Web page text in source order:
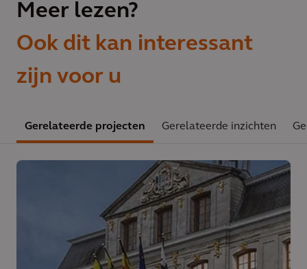
Meer lezen?
Ook dit kan interessant
zijn voor u
Gerelateerde projecten Gerelateerde inzichten